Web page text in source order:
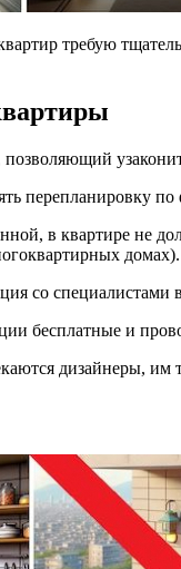
требую
перепланировку по
в квартире
домах).
со
бесплатные и
дизайнеры, им